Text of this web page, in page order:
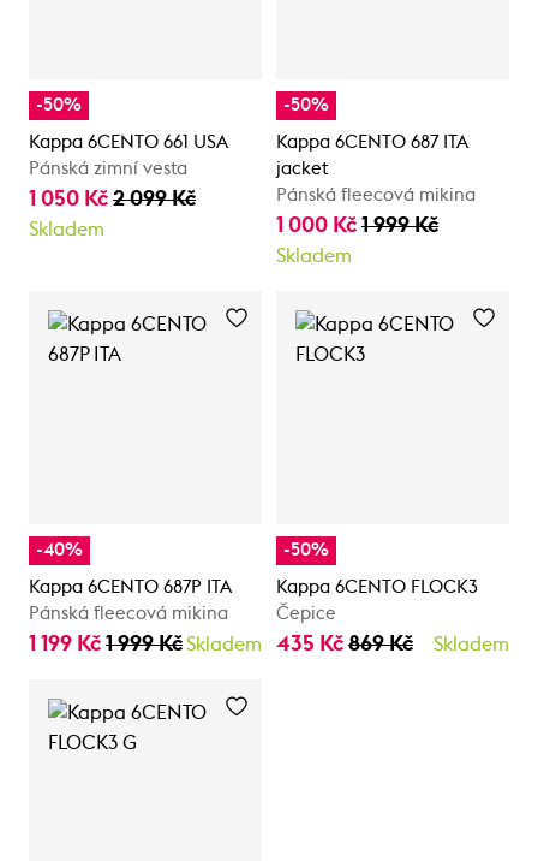
-50%
Kappa 6CENTO 661 USA
Pánská zimní vesta
1 050 Kč 2 099 Kč
Skladem
-50%
Kappa 6CENTO 687 ITA
jacket
Pánská fleecová mikina
1 000 Kč 1 999 Kč
Skladem
-40%
Kappa 6CENTO 687P ITA
Pánská fleecová mikina
1 199 Kč 1 999 KčSkladem
-50%
Kappa 6CENTO FLOCK3
Čepice
435 Kč 869 Kč Skladem